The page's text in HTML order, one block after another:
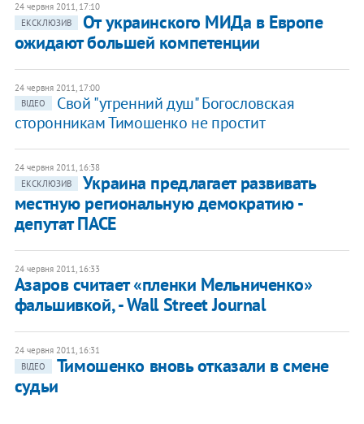
24 червня 2011, 17:10
ЕКСКЛЮЗИВ
​От украинского МИДа в Европе
ожидают большей компетенции
24 червня 2011, 17:00
ВІДЕО
Свой "утренний душ" Богословская
сторонникам Тимошенко не простит
24 червня 2011, 16:38
ЕКСКЛЮЗИВ
Украина предлагает развивать
местную региональную демократию -
депутат ПАСЕ
24 червня 2011, 16:33
Азаров считает «пленки Мельниченко»
фальшивкой, - Wall Street Journal
24 червня 2011, 16:31
ВІДЕО
Тимошенко вновь отказали в смене
судьи